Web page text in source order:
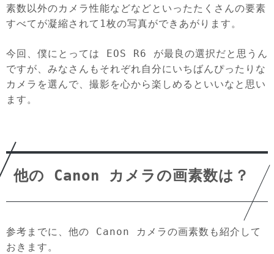
素数以外のカメラ性能などなどといったたくさんの要素
すべてが凝縮されて1枚の写真ができあがります。
今回、僕にとっては EOS R6 が最良の選択だと思うん
ですが、みなさんもそれぞれ自分にいちばんぴったりな
カメラを選んで、撮影を心から楽しめるといいなと思い
ます。
他の Canon カメラの画素数は？
参考までに、他の Canon カメラの画素数も紹介して
おきます。